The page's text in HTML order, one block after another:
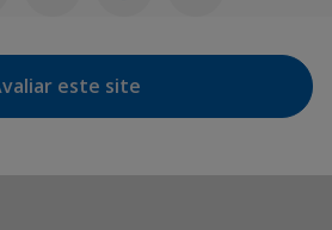
este site